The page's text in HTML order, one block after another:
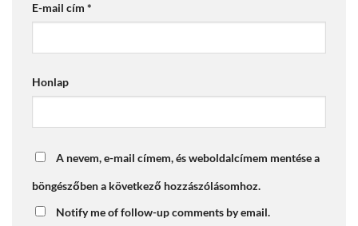
E-mail cím *
Honlap
A nevem, e-mail címem, és weboldalcímem mentése a
böngészőben a következő hozzászólásomhoz.
Notify me of follow-up comments by email.